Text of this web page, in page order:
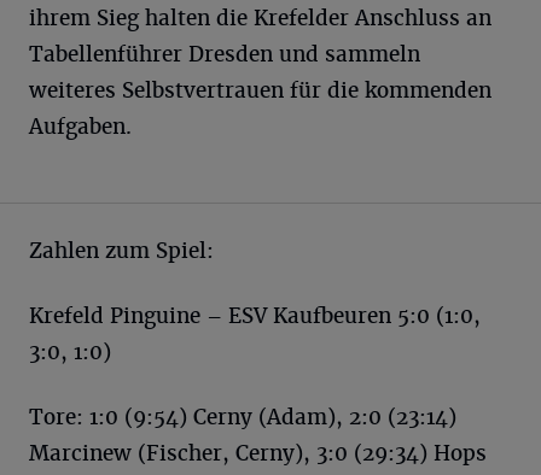
ihrem Sieg halten die Krefelder Anschluss an
Tabellenführer Dresden und sammeln
weiteres Selbstvertrauen für die kommenden
Aufgaben.
Zahlen zum Spiel:
Krefeld Pinguine – ESV Kaufbeuren 5:0 (1:0,
3:0, 1:0)
Tore: 1:0 (9:54) Cerny (Adam), 2:0 (23:14)
Marcinew (Fischer, Cerny), 3:0 (29:34) Hops